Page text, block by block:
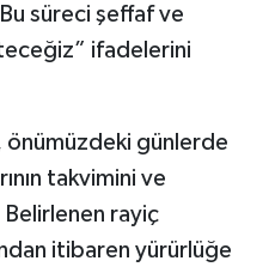
süreci şeffaf ve
ifadelerini
önümüzdeki günlerde
takvimini ve
rayiç
itibaren yürürlüğe